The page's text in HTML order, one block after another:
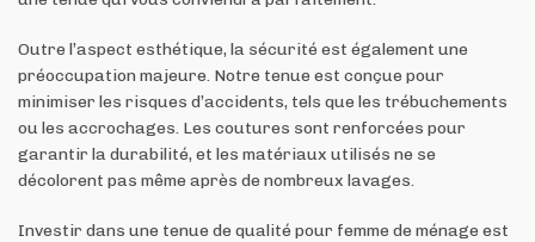
Outre l’aspect esthétique, la sécurité est également une
préoccupation majeure. Notre tenue est conçue pour
minimiser les risques d’accidents, tels que les trébuchements
ou les accrochages. Les coutures sont renforcées pour
garantir la durabilité, et les matériaux utilisés ne se
décolorent pas même après de nombreux lavages.
Investir dans une tenue de qualité pour femme de ménage est